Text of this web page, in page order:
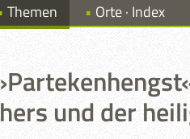
Themen Orte · Index
und der